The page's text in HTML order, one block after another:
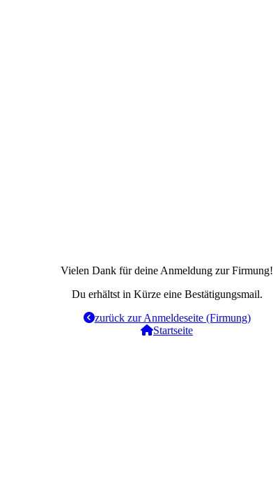
Vielen Dank für deine Anmeldung zur Firmung!
Du erhältst in Kürze eine Bestätigungsmail.
zurück zur Anmeldeseite (Firmung)
Startseite